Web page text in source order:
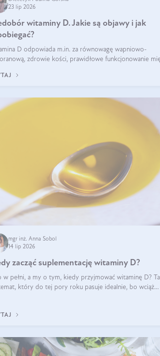
23 lip 2026
witaminy D. Jakie są objawy i jak
D odpowiada m.in. za równowagę wapniowo-
zdrowie kości, prawidłowe funkcjonowanie
wpływem słońca, niedobór witaminy D pozostaje
mgr inż. Anna Sobol
14 lip 2026
zacząć suplementację witaminy D?
w pełni, a my o tym, kiedy przyjmować witaminę D?
który do tej pory roku pasuje idealnie, bo wciąż
aby witami